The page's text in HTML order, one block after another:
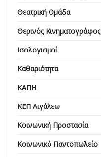
Θεατρική Ομάδα
Θερινός
Ισολογισμοί
Καθαριότητα
ΚΑΠΗ
ΚΕΠ Αιγάλεω
Κοινωνική Προστασία
Κοινωνικό Παντοπωλείο